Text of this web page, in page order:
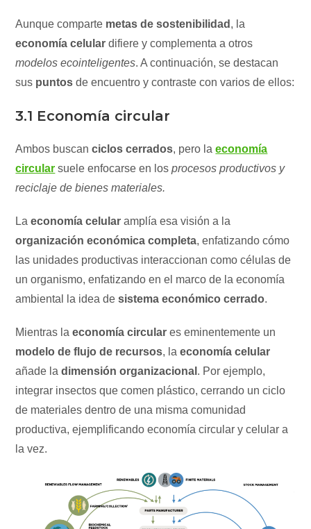
Aunque comparte metas de sostenibilidad , la
economía celular difiere y complementa a otros
modelos ecointeligentes. A continuación, se destacan
sus puntos de encuentro y contraste con varios de ellos:
3.1 Economía circular
Ambos buscanciclos cerrados, pero laeconomía
circular suele enfocarse en losprocesos productivos y
reciclaje de bienes materiales.
La economía celular amplía esa visión a la
organización económica completa, enfatizando cómo
las unidades productivas interaccionan como células de
un organismo, enfatizando en el marco de la economía
ambiental la idea de sistema económico cerrado.
Mientras laeconomía circular es eminentemente un
modelo de flujo de recursos, laeconomía celular
añade ladimensión organizacional . Por ejemplo,
integrar insectos que comen plástico, cerrando un ciclo
de materiales dentro de una misma comunidad
productiva, ejemplificando economía circular y celular a
la vez.